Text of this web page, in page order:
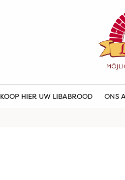
KOOP HIER UW LIBABROOD ONS